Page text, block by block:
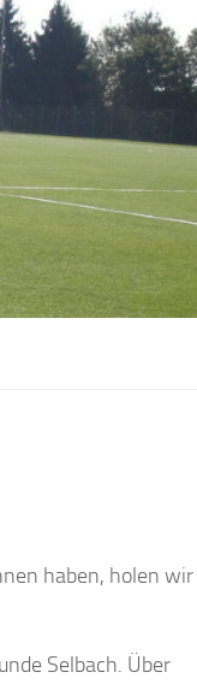
haben, holen wir
Selbach. Über